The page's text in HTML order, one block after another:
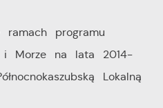
ramach programu
i Morze na lata 2014-
Lokalną